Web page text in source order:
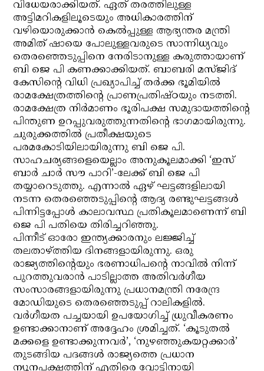
വിധേയരാക്കിയത്. ഏത് തരത്തിലുള്ള
അട്ടിമറികളിലൂടെയും അധികാരത്തിന്
വഴിയൊരുക്കാന്‍ കെല്‍പ്പുള്ള ആഭ്യന്തര മന്ത്രി
അമിത് ഷായെ പോലുള്ളവരുടെ സാന്നിധ്യവും
തെരഞ്ഞെടുപ്പിനെ നേരിടാനുള്ള കരുത്തായാണ്
ബി ജെ പി കണക്കാക്കിയത്. ബാബരി മസ്ജിദ്
കേസിന്റെ വിധി പ്രഖ്യാപിച്ച് തര്‍ക്ക ഭൂമിയില്‍
രാമക്ഷേത്രത്തിന്റെ പ്രാണപ്രതിഷ്ഠയും നടത്തി.
രാമക്ഷേത്ര നിര്‍മാണം ഭൂരിപക്ഷ സമുദായത്തിന്റെ
പിന്തുണ ഉറപ്പുവരുത്തുന്നതിന്റെ ഭാഗമായിരുന്നു.
ചുരുക്കത്തില്‍ പ്രതീക്ഷയുടെ
പരമകോടിയിലായിരുന്നു ബി ജെ പി.
സാഹചര്യങ്ങളെയെല്ലാം അനുകൂലമാക്കി ‘ഇസ്
ബാര്‍ ചാര്‍ സൗ പാറി’-ലേക്ക് ബി ജെ പി
തയ്യാറെടുത്തു. എന്നാല്‍ ഏഴ് ഘട്ടങ്ങളിലായി
നടന്ന തെരഞ്ഞെടുപ്പിന്റെ ആദ്യ രണ്ടുഘട്ടങ്ങള്‍
പിന്നിട്ടപ്പോള്‍ കാലാവസ്ഥ പ്രതികൂലമാണെന്ന് ബി
ജെ പി പതിയെ തിരിച്ചറിഞ്ഞു.
പിന്നീട് ഓരോ ഇന്ത്യക്കാരനും ലജ്ജിച്ച്
തലതാഴ്ത്തിയ ദിനങ്ങളായിരുന്നു. ഒരു
രാജ്യത്തിന്റെയും ഭരണാധിപന്റെ നാവില്‍ നിന്ന്
പുറത്തുവരാന്‍ പാടില്ലാത്ത അതിവര്‍ഗീയ
സംസാരങ്ങളായിരുന്നു പ്രധാനമന്ത്രി നരേന്ദ്ര
മോഡിയുടെ തെരഞ്ഞെടുപ്പ് റാലികളില്‍.
വര്‍ഗീയത പച്ചയായി ഉപയോഗിച്ച് ധ്രുവീകരണം
ഉണ്ടാക്കാനാണ് അദ്ദേഹം ശ്രമിച്ചത്. ‘കൂടുതല്‍
മക്കളെ ഉണ്ടാക്കുന്നവര്‍’, ‘നുഴഞ്ഞുകയറ്റക്കാര്‍’
തുടങ്ങിയ പദങ്ങള്‍ രാജ്യത്തെ പ്രധാന
ന്യൂനപക്ഷത്തിന് എതിരെ വോട്ടിനായി